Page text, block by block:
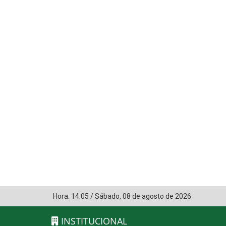
Hora: 14:05 /Sábado, 08 de agosto de 2026
INSTITUCIONAL